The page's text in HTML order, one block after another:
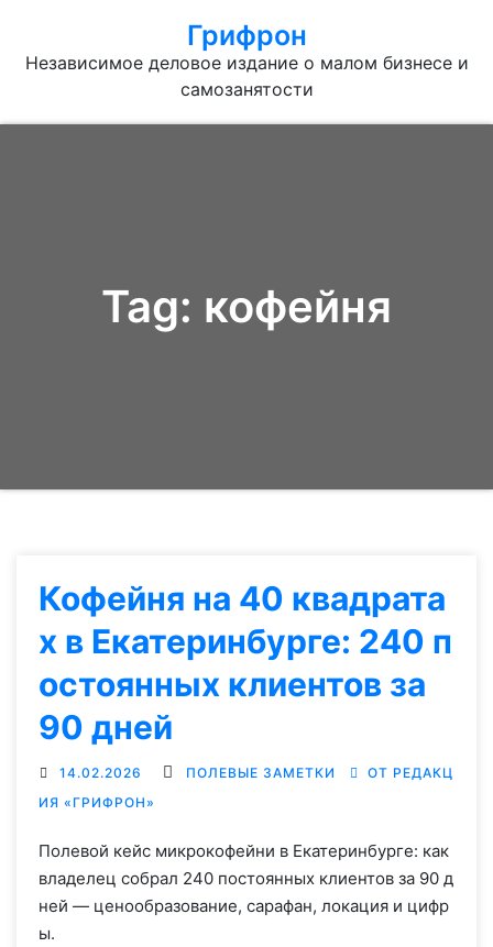
Грифрон
Независимое деловое издание о малом бизнесе и
самозанятости
Tag: кофейня
Кофейня на 40 квадрата
х в Екатеринбурге: 240 п
остоянных клиентов за
90 дней
14.02.2026 ПОЛЕВЫЕ ЗАМЕТКИ
ОТ РЕДАКЦ
ИЯ «ГРИФРОН»
Полевой кейс микрокофейни в Екатеринбурге: как
владелец собрал 240 постоянных клиентов за 90 д
ней — ценообразование, сарафан, локация и цифр
ы.